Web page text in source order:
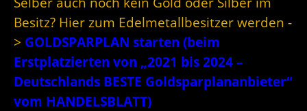
Besitz? Hier zum Edelmetallbesitzer werden -
> GOLDSPARPLAN starten (beim
Erstplatzierten von „2021 bis 2024 –
Deutschlands BESTE Goldsparplananbieter“
vom HANDELSBLATT)